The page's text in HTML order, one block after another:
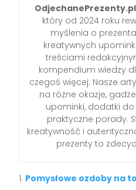
OdjechanePrezenty.pl
który od 2024 roku
myślenia o
kreatywnych
treściami
kompendium wiedzy
czegoś więcej. Nasze
na różne okazje,
upominki, dodatki
praktyczne porady.
kreatywność i
prezenty to
Pomysłowe ozdoby na